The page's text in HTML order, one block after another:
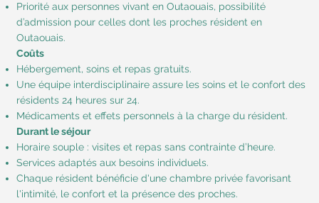
Priorité aux personnes vivant en Outaouais, possibilité
d’admission pour celles dont les proches résident en
Outaouais.
Coûts
Hébergement, soins et repas gratuits.
Une équipe interdisciplinaire assure les soins et le confort des
résidents 24 heures sur 24.
Médicaments et effets personnels à la charge du résident.
Durant le séjour
Horaire souple : visites et repas sans contrainte d’heure.
Services adaptés aux besoins individuels.
Chaque résident bénéficie d'une chambre privée favorisant
l'intimité, le confort et la présence des proches.